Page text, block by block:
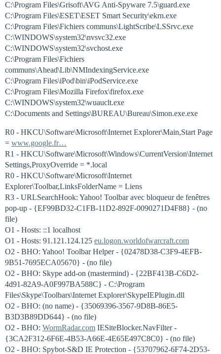
C:\Program Files\Grisoft\AVG Anti-Spyware 7.5\guard.exe
C:\Program Files\ESET\ESET Smart Security\ekrn.exe
C:\Program Files\Fichiers communs\LightScribe\LSSrvc.exe
C:\WINDOWS\system32\nvsvc32.exe
C:\WINDOWS\system32\svchost.exe
C:\Program Files\Fichiers
communs\Ahead\Lib\NMIndexingService.exe
C:\Program Files\iPod\bin\iPodService.exe
C:\Program Files\Mozilla Firefox\firefox.exe
C:\WINDOWS\system32\wuauclt.exe
C:\Documents and Settings\BUREAU\Bureau\Simon.exe.exe
R0 - HKCU\Software\Microsoft\Internet Explorer\Main,Start Page
= www.google.fr…
R1 - HKCU\Software\Microsoft\Windows\CurrentVersion\Internet
Settings,ProxyOverride = *.local
R0 - HKCU\Software\Microsoft\Internet
Explorer\Toolbar,LinksFolderName = Liens
R3 - URLSearchHook: Yahoo! Toolbar avec bloqueur de fenêtres
pop-up - {EF99BD32-C1FB-11D2-892F-0090271D4F88} - (no
file)
O1 - Hosts: ::1 localhost
O1 - Hosts: 91.121.124.125 eu.logon.worldofwarcraft.com
O2 - BHO: Yahoo! Toolbar Helper - {02478D38-C3F9-4EFB-
9B51-7695ECA05670} - (no file)
O2 - BHO: Skype add-on (mastermind) - {22BF413B-C6D2-
4d91-82A9-A0F997BA588C} - C:\Program
Files\Skype\Toolbars\Internet Explorer\SkypeIEPlugin.dll
O2 - BHO: (no name) - {35069396-3567-9D8B-86E5-
B3D3B89DD644} - (no file)
O2 - BHO: WormRadar.com IESiteBlocker.NavFilter -
{3CA2F312-6F6E-4B53-A66E-4E65E497C8C0} - (no file)
O2 - BHO: Spybot-S&D IE Protection - {53707962-6F74-2D53-